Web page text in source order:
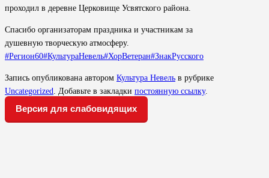
проходил в деревне Церковище Усвятского района.
Спасибо организаторам праздника и участникам за
душевную творческую атмосферу.
#Регион60#КультураНевель#ХорВетеран#ЗнакРусского
Запись опубликована автором Культура Невель в рубрике
Uncategorized
. Добавьте в закладки постоянную ссылку.
Версия для слабовидящих